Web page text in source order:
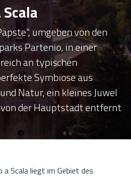
umgeben von den
Partenio, in einer
an typischen
Symbiose aus
Natur, ein kleines Juwel
der Hauptstadt entfernt
a Scala liegt im Gebiet des